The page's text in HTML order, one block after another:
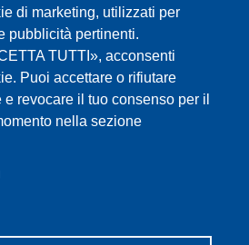
di marketing, utilizzati per
pubblicità pertinenti.
TUTTI», acconsenti
Puoi accettare o rifiutare
revocare il tuo consenso per il
nella sezione
di primo e secondo
autonoma di Bolzano per il
2025
all'inflazione 2022/24, indennità
dell'indennità provinciale per
statale e provinciale;
indennità di accompagnamento
attività di formazione e